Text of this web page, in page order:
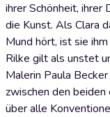
ihrer Schönheit, ihrer
die Kunst. Als Clara
Mund hört, ist sie
Rilke gilt als unstet
Malerin Paula
zwischen den beiden
über alle